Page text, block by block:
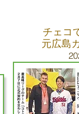
チェコ
元広島
2